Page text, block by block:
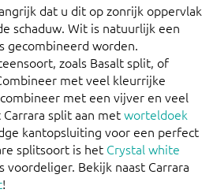
dat u dit op zonrijk oppervlak
schaduw. Wit is natuurlijk een
gecombineerd worden.
zoals Basalt split, of
met veel kleurrijke
met een vijver en veel
split aan metworteldoek
kantopsluiting voor een perfect
splitsoort is het Crystal white
Bekijk naast Carrara
!